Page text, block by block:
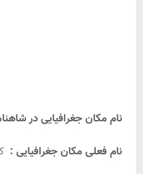
نام مکان جغرافیایی در
نام فعلی مکان جغرافیایی :